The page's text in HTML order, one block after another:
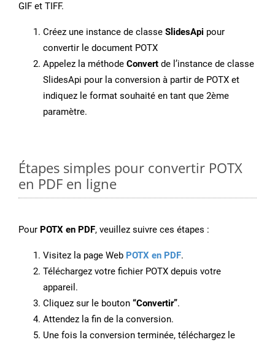
GIF et TIFF.
Créez une instance de classe SlidesApi pour
convertir le document POTX
Appelez la méthode Convert de l’instance de classe
SlidesApi pour la conversion à partir de POTX et
indiquez le format souhaité en tant que 2ème
paramètre.
Étapes simples pour convertir POTX
en PDF en ligne
Pour POTX en PDF, veuillez suivre ces étapes :
Visitez la page Web POTX en PDF.
Téléchargez votre fichier POTX depuis votre
appareil.
Cliquez sur le bouton “Convertir”.
Attendez la fin de la conversion.
Une fois la conversion terminée, téléchargez le